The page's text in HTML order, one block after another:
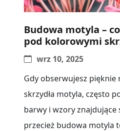
Budowa motyla –
pod kolorowymi
wrz 10, 2025
Gdy obserwujesz
skrzydła motyla, często
barwy i wzory znajdujące
przecież budowa motyla